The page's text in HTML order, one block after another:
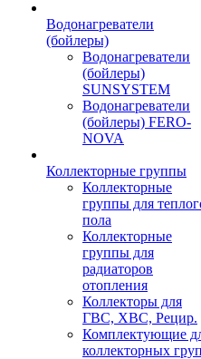
Водонагреватели
(бойлеры)
Водонагреватели
(бойлеры)
SUNSYSTEM
Водонагреватели
(бойлеры) FERO-
NOVA
Коллекторные группы
Коллекторные
группы для
пола
Коллекторные
группы для
радиаторов
отопления
Коллекторы для
ГВС, ХВС, Рецир.
Комплектующие
коллекторных